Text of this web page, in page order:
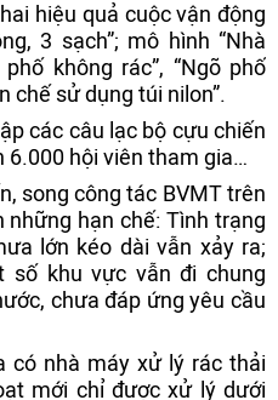
hiệu quả cuộc vận động
3 sạch”; mô hình “Nhà
không rác”, “Ngõ phố
chế sử dụng túi nilon”.
các câu lạc bộ cựu chiến
6.000 hội viên tham gia…
song công tác BVMT trên
hạn chế: Tình trạng
lớn kéo dài vẫn xảy ra;
số khu vực vẫn đi chung
chưa đáp ứng yêu cầu
có nhà máy xử lý rác thải
mới chỉ được xử lý dưới